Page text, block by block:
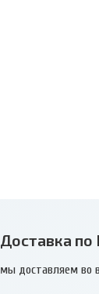
Доставка по
мы доставляем во